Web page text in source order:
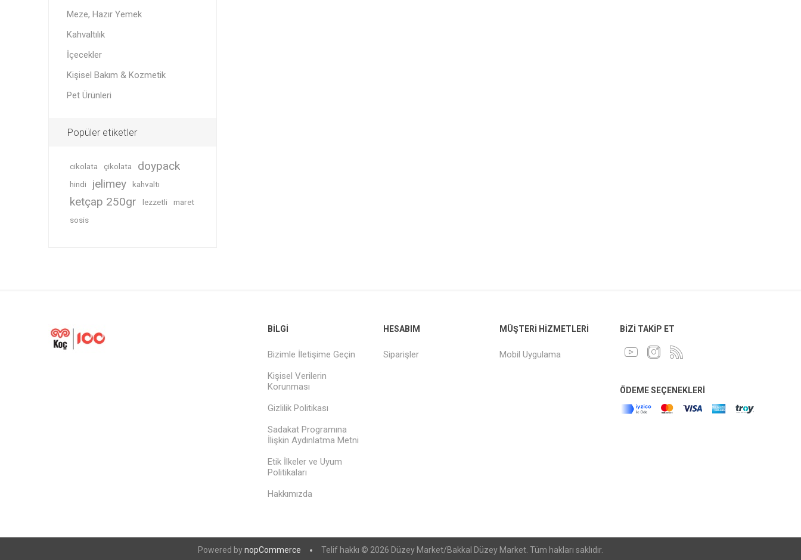
Meze, Hazır Yemek
Kahvaltılık
İçecekler
Kişisel Bakım & Kozmetik
Pet Ürünleri
Popüler etiketler
cikolata çikolata doypack
hindi jelimey kahvaltı
ketçap 250gr lezzetli
maret
sosis
BILGI
Bizimle İletişime Geçin
Kişisel Verilerin
Korunması
Gizlilik Politikası
Sadakat Programına
İlişkin Aydınlatma Metni
Etik İlkeler ve Uyum
Politikaları
Hakkımızda
HESABIM
Siparişler
MÜŞTERI HIZMETLERI
Mobil Uygulama
BIZI TAKIP ET
ÖDEME SEÇENEKLERI
Powered bynopCommerce Telif hakkı © 2026 Düzey Market/Bakkal Düzey Market. Tüm hakları saklıdır.